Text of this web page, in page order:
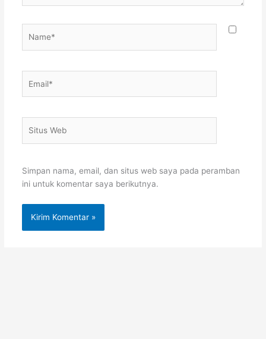
Web
Simpan nama, email, dan situs web saya pada peramban
ini untuk komentar saya berikutnya.